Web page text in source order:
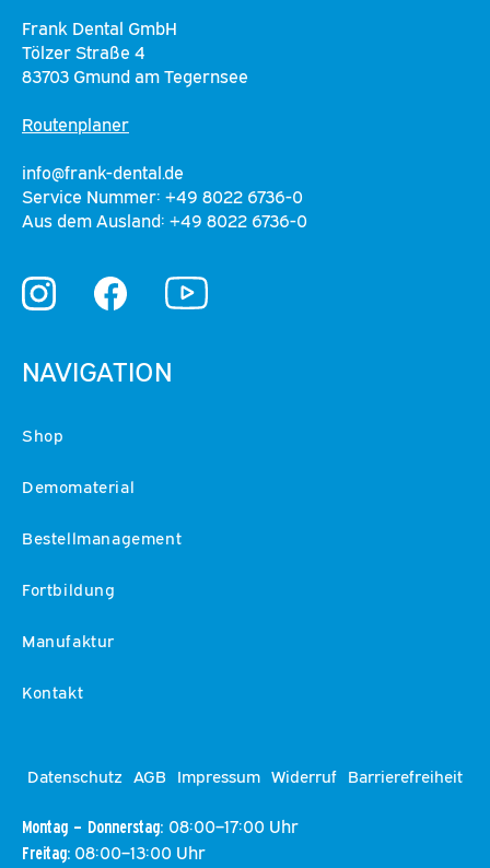
Frank Dental GmbH
Tölzer Straße 4
83703 Gmund am Tegernsee
Routenplaner
info@frank-dental.de
Service Nummer: +49 8022 6736-0
Aus dem Ausland: +49 8022 6736-0
InstagramFacebook YouTube
NAVIGATION
Shop
Demomaterial
Bestellmanagement
Fortbildung
Manufaktur
Kontakt
Datenschutz AGB Impressum Widerruf Barrierefreiheit
Montag – Donnerstag: 08:00–17:00 Uhr
Freitag: 08:00–13:00 Uhr